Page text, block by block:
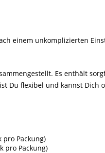
einem unkomplizierten
Es enthält
Du flexibel und kannst
pro Packung)
pro Packung)